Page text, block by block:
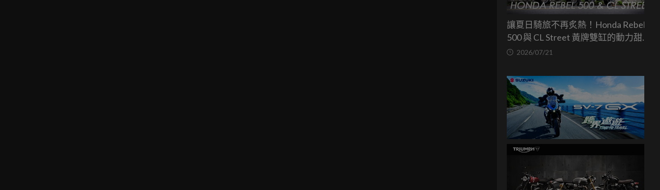
讓夏日騎旅不再炙熱！Honda Rebel
500 與 CL Street 黃牌雙缸的動力甜蜜
點 2026/07/21